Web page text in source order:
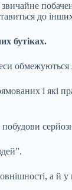
звичайне
до
бутіках.
і які
а й у